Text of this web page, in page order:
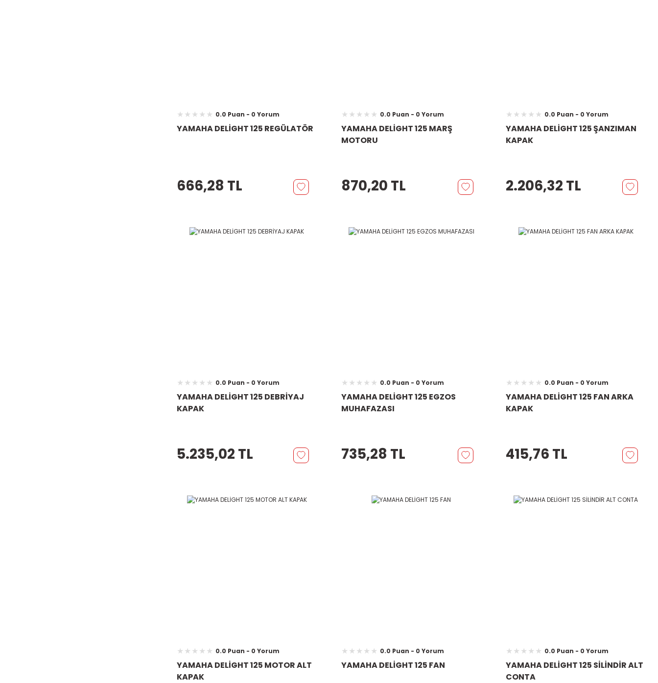
0.0 Puan - 0 Yorum
YAMAHA DELİGHT 125 REGÜLATÖR
666,28 TL
0.0 Puan - 0 Yorum
YAMAHA DELİGHT 125 MARŞ
MOTORU
870,20 TL
0.0 Puan - 0 Yorum
YAMAHA DELİGHT 125 ŞANZIMAN
KAPAK
2.206,32 TL
0.0 Puan - 0 Yorum
YAMAHA DELİGHT 125 DEBRİYAJ
KAPAK
5.235,02 TL
0.0 Puan - 0 Yorum
YAMAHA DELİGHT 125 EGZOS
MUHAFAZASI
735,28 TL
0.0 Puan - 0 Yorum
YAMAHA DELİGHT 125 FAN ARKA
KAPAK
415,76 TL
0.0 Puan - 0 Yorum
YAMAHA DELİGHT 125 MOTOR ALT
KAPAK
0.0 Puan - 0 Yorum
YAMAHA DELİGHT 125 FAN
0.0 Puan - 0 Yorum
YAMAHA DELİGHT 125 SİLİNDİR ALT
CONTA